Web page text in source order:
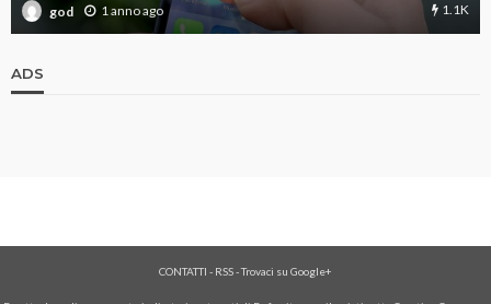
god 1 anno ago 1.1K
ADS
CONTATTI - RSS-Trovaci su Google+